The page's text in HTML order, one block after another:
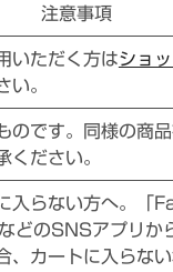
注意事項
いただく方はショ
い。
のです。同様の商
ください。
入らない方へ。「
どのSNSアプリか
、カートに入らな